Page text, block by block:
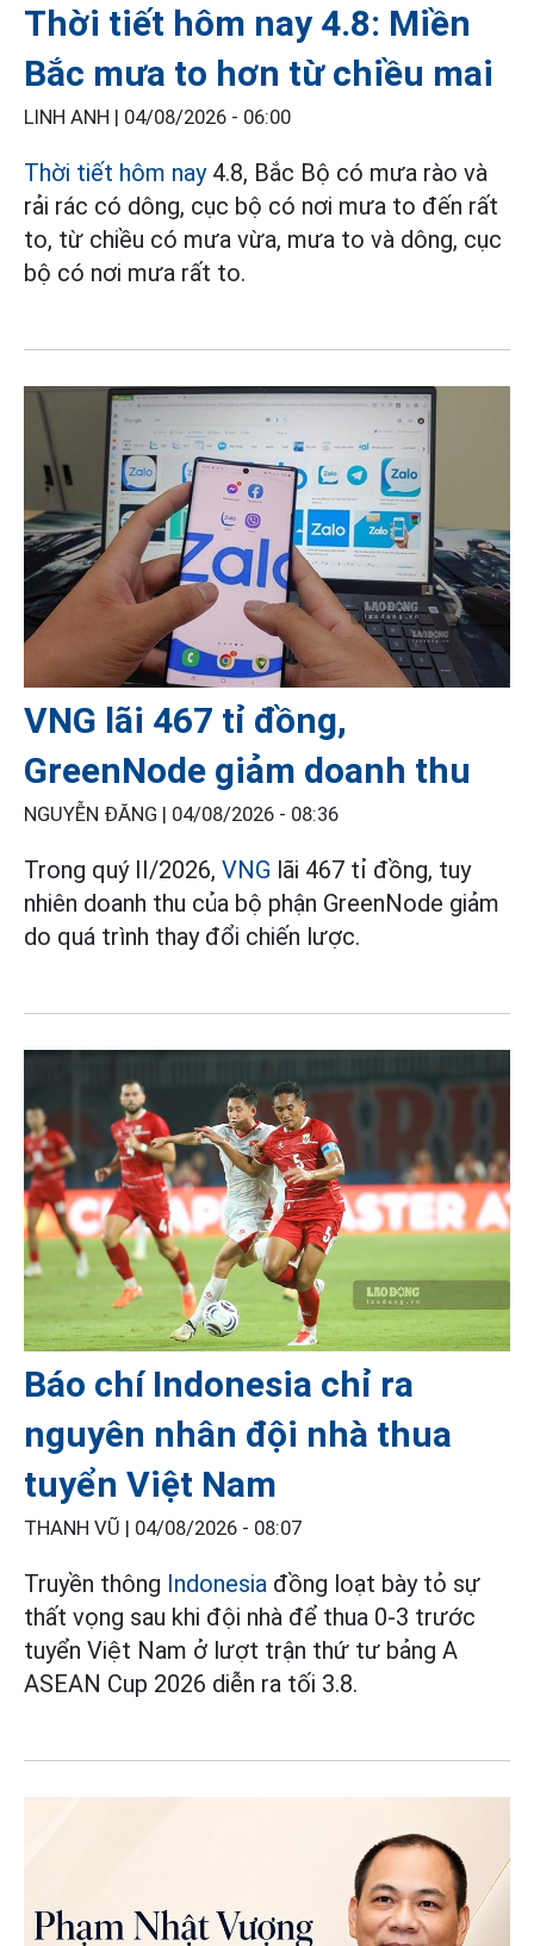
Thời tiết hôm nay 4.8: Miền
Bắc mưa to hơn từ chiều mai
LINH ANH | 04/08/2026 - 06:00
Thời tiết hôm nay4.8, Bắc Bộ có mưa rào và
rải rác có dông, cục bộ có nơi mưa to đến rất
to, từ chiều có mưa vừa, mưa to và dông, cục
bộ có nơi mưa rất to.
VNG lãi 467 tỉ đồng,
GreenNode giảm doanh thu
NGUYỄN ĐĂNG | 04/08/2026 - 08:36
Trong quý II/2026, VNG lãi 467 tỉ đồng, tuy
nhiên doanh thu của bộ phận GreenNode giảm
do quá trình thay đổi chiến lược.
Báo chí Indonesia chỉ ra
nguyên nhân đội nhà thua
tuyển Việt Nam
THANH VŨ | 04/08/2026 - 08:07
Truyền thông Indonesia đồng loạt bày tỏ sự
thất vọng sau khi đội nhà để thua 0-3 trước
tuyển Việt Nam ở lượt trận thứ tư bảng A
ASEAN Cup 2026 diễn ra tối 3.8.